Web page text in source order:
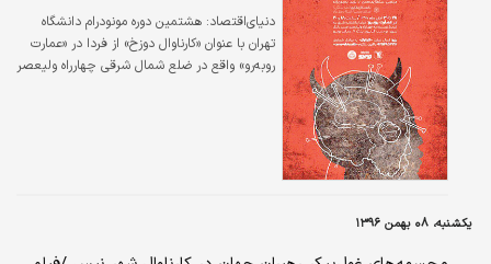
دنیای‌اقتصاد: هشتمین دوره مونودرام دانشگاه
تهران با عنوان «کارناوال دوزخ» از فردا در «عمارت
روبه‌رو» واقع در ضلع شمال شرقی چهارراه ولیعصر
یکشنبه، ۰۸ بهمن ۱۳۹۶